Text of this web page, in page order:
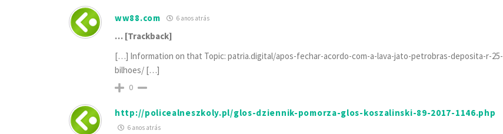
ww88.com 6 anos atrás
… [Trackback]
[…] Information on that Topic: patria.digital/apos-fechar-acordo-com-a-lava-jato-petrobras-deposita-r-25-
bilhoes/ […]
0
http://policealneszkoly.pl/glos-dziennik-pomorza-glos-koszalinski-89-2017-1146.php
6 anos atrás